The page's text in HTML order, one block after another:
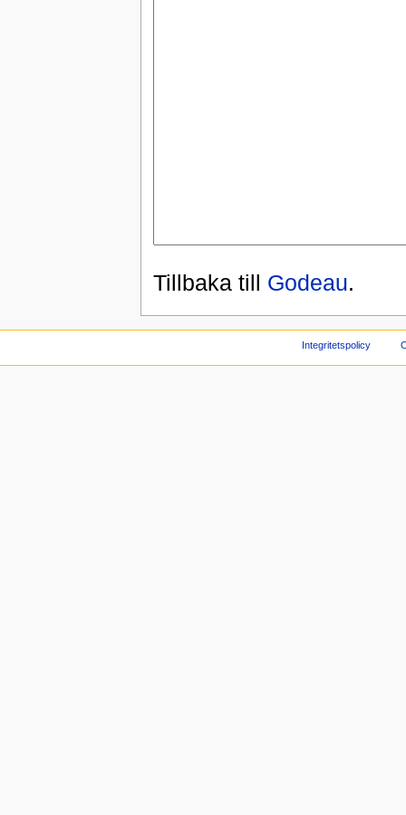
Tillbaka till Godeau.
Integritetspolicy